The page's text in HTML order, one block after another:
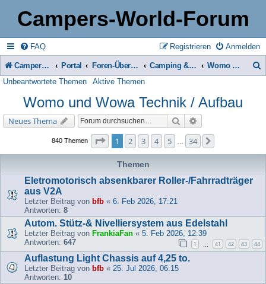
Campers-World-Forum
FAQ Anmelden
Registrieren
Campers-World-Forum Portal Foren-Übersicht Camping & Reise -> Fahrzeuge & Zubehör in der Praxis Womo und Wowa Technik / Aufbau
Unbeantwortete Themen Aktive Themen
Womo und Wowa Technik / Aufbau
Neues Thema Suche
840 Themen Seite von
1 2 3 4 5 34
Themen
Eletromotorisch absenkbarer Roller-/Fahrradträger
aus V2A
Letzter Beitrag von bfb « 6. Feb 2026, 17:21
Antworten: 8
Autom. Stütz-& Nivelliersystem aus Edelstahl
Letzter Beitrag von FrankiaFan « 5. Feb 2026, 12:39
Antworten: 647 1 41 42 43 44
Auflastung Light Chassis auf 4,25 to.
Letzter Beitrag von bfb « 25. Jul 2026, 06:15
Antworten: 10